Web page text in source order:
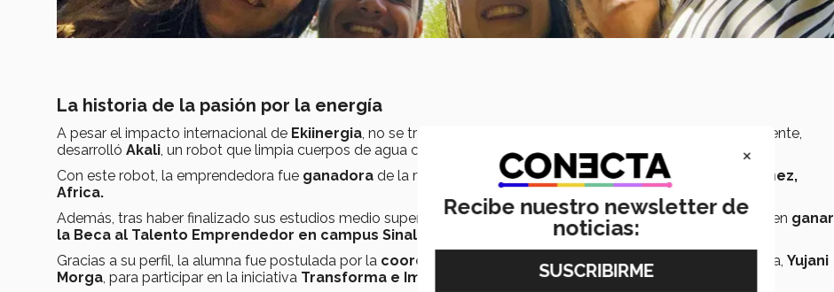
La historia de la pasión por la energía
A pesar el impacto internacional de Ekiinergia, no se trata del primer proyecto relevante de la joven. Previamente,
desarrolló Akali, un robot que limpia cuerpos de agua contaminados.
Con este robot, la emprendedora fue ganadora de la medalla de plata en la feria deciencias I-FEST de Túnez,
Africa.
Además, tras haber finalizado sus estudios medio superior en la PrepaTec,María Joséfue la primera persona en ganar
la Beca al Talento Emprendedor en campus Sinaloa
Gracias a su perfil, la alumna fue postulada por la coordinadora de liderazgo y vivenciade campus Sinaloa, Yujani
Morga, para participar en la iniciativa Transforma e Impacta.
×
Recibe nuestro newsletter de
noticias: